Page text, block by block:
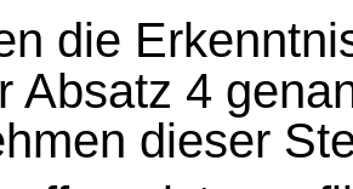
die
Absatz 4
dieser